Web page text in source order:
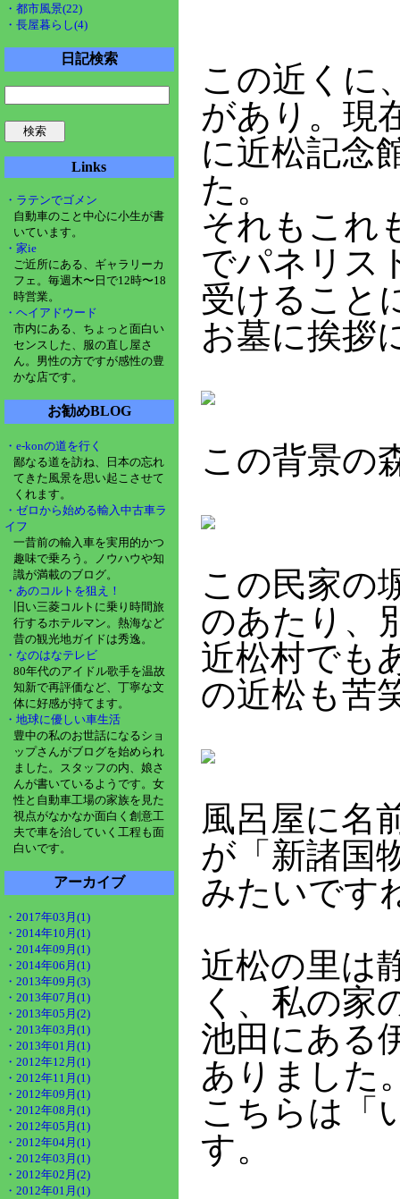
・都市風景(22)
・長屋暮らし(4)
日記検索
Links
・ラテンでゴメン
自動車のこと中心に小生が書
いています。
・家ie
ご近所にある、ギャラリーカ
フェ。毎週木〜日で12時〜18
時営業。
・ヘイアドウード
市内にある、ちょっと面白い
センスした、服の直し屋さ
ん。男性の方ですが感性の豊
かな店です。
お勧めBLOG
・e-konの道を行く
鄙なる道を訪ね、日本の忘れ
てきた風景を思い起こさせて
くれます。
・ゼロから始める輸入中古車ラ
イフ
一昔前の輸入車を実用的かつ
趣味で乗ろう。ノウハウや知
識が満載のブログ。
・あのコルトを狙え！
旧い三菱コルトに乗り時間旅
行するホテルマン。熱海など
昔の観光地ガイドは秀逸。
・なのはなテレビ
80年代のアイドル歌手を温故
知新で再評価など、丁寧な文
体に好感が持てます。
・地球に優しい車生活
豊中の私のお世話になるショ
ップさんがブログを始められ
ました。スタッフの内、娘さ
んが書いているようです。女
性と自動車工場の家族を見た
視点がなかなか面白く創意工
夫で車を治していく工程も面
白いです。
アーカイブ
・2017年03月(1)
・2014年10月(1)
・2014年09月(1)
・2014年06月(1)
・2013年09月(3)
・2013年07月(1)
・2013年05月(2)
・2013年03月(1)
・2013年01月(1)
・2012年12月(1)
・2012年11月(1)
・2012年09月(1)
・2012年08月(1)
・2012年05月(1)
・2012年04月(1)
・2012年03月(1)
・2012年02月(2)
・2012年01月(1)
この近くに
があり。現
に近松記念
た。
それもこれ
でパネリス
受けること
お墓に挨拶
この背景の
この民家の
のあたり、
近松村でも
の近松も苦
風呂屋に名
が「新諸国
みたいです
近松の里は
く、私の家
池田にある
ありました
こちらは「
す。